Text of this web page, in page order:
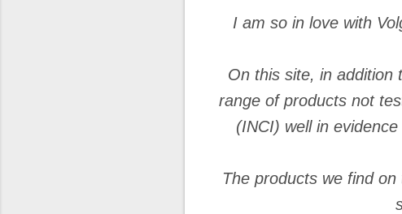
I am so in love with
On this site, in addition
range of products not
(INCI) well in
The products we find